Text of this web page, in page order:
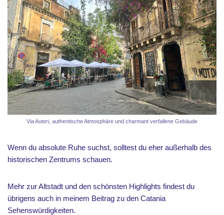
Via Auteri, authentische Atmosphäre und charmant verfallene Gebäude
Wenn du absolute Ruhe suchst, solltest du eher außerhalb des
historischen Zentrums schauen.
Mehr zur Altstadt und den schönsten Highlights findest du
übrigens auch in meinem Beitrag zu den Catania
Sehenswürdigkeiten.